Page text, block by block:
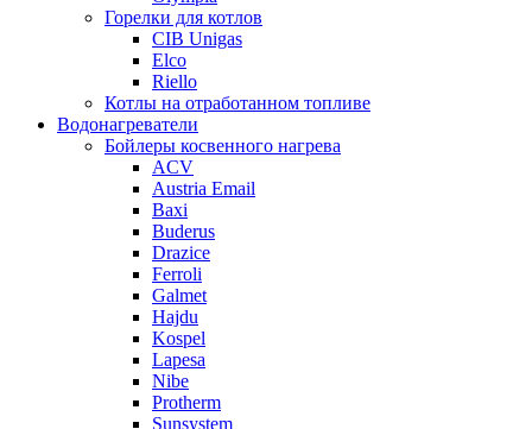
Горелки для котлов
CIB Unigas
Elco
Riello
Котлы на отработанном топливе
Водонагреватели
Бойлеры косвенного нагрева
ACV
Austria Email
Baxi
Buderus
Drazice
Ferroli
Galmet
Hajdu
Kospel
Lapesa
Nibe
Protherm
Sunsystem